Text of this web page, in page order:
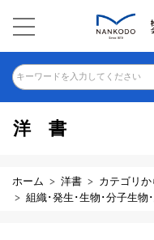
キーワードを入力してください
洋書
ホーム 洋書 カテゴリか
組織･発生･生物･分子生物